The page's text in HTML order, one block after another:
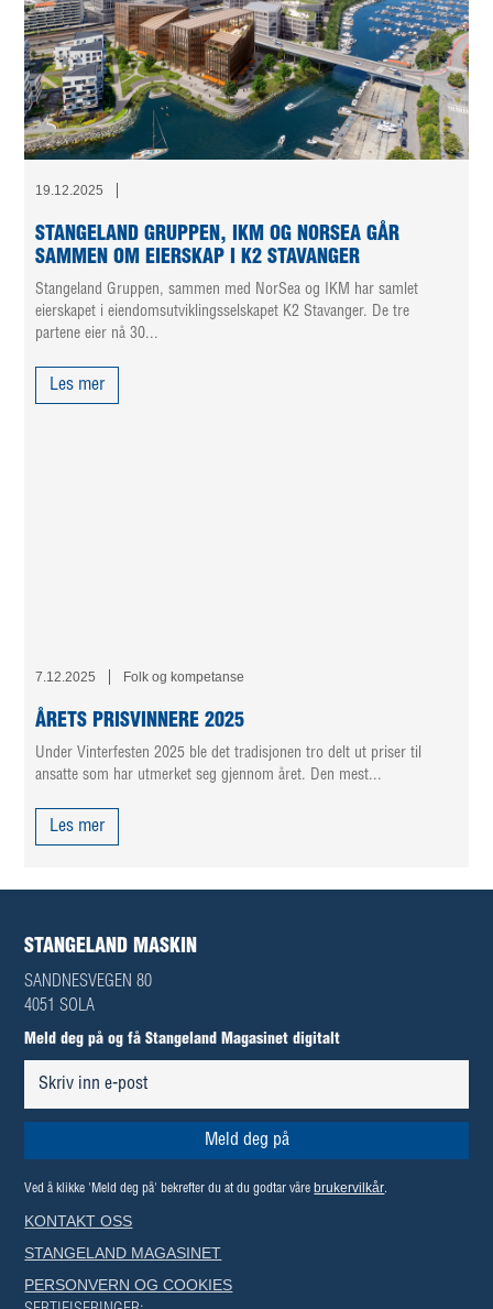
19.12.2025
STANGELAND GRUPPEN, IKM OG NORSEA GÅR
SAMMEN OM EIERSKAP I K2 STAVANGER
Stangeland Gruppen, sammen med NorSea og IKM har samlet
eierskapet i eiendomsutviklingsselskapet K2 Stavanger. De tre
partene eier nå 30...
Les mer
7.12.2025 Folk og kompetanse
ÅRETS PRISVINNERE 2025
Under Vinterfesten 2025 ble det tradisjonen tro delt ut priser til
ansatte som har utmerket seg gjennom året. Den mest...
Les mer
STANGELAND MASKIN
SANDNESVEGEN 80
4051 SOLA
Meld deg på og få Stangeland Magasinet digitalt
Ved å klikke 'Meld deg på' bekrefter du at du godtar våre brukervilkår.
KONTAKT OSS
STANGELAND MAGASINET
PERSONVERN OG COOKIES